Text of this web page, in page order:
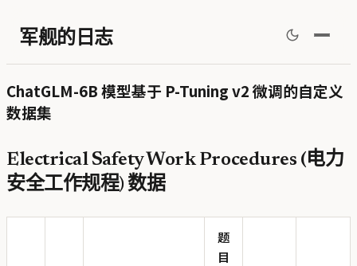
军舰的日志
ChatGLM-6B 模型基于 P-Tuning v2 微调的自定义
数据集
Electrical Safety Work Procedures (电力
安全工作规程) 数据
题
目